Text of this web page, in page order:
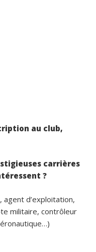
au club,
carrières
?
d’exploitation,
militaire, contrôleur